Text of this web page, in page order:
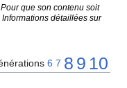
que son contenu soit
détaillées sur
6 7 8 9 10